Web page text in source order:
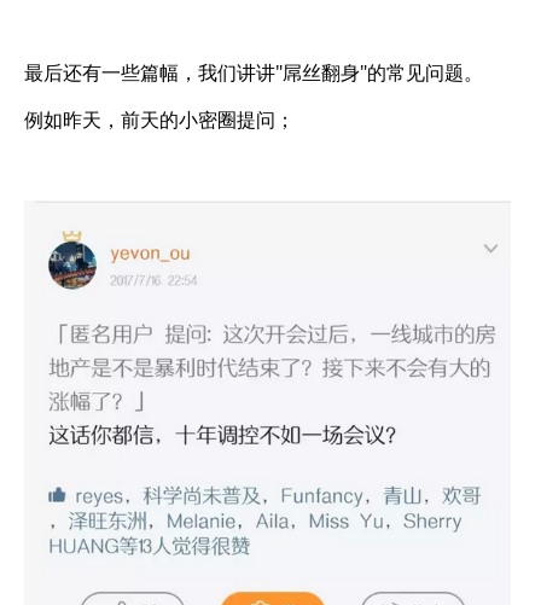
最后还有一些篇幅，我们讲讲"屌丝翻身"的常见问题。
例如昨天，前天的小密圈提问；